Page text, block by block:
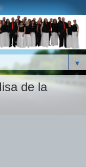
▼
de la